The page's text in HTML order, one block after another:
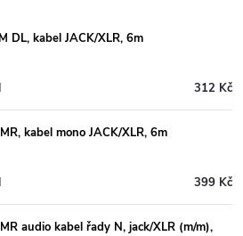
DL, kabel JACK/XLR, 6m
312 Kč
kabel mono JACK/XLR, 6m
399 Kč
audio kabel řady N, jack/XLR (m/m),